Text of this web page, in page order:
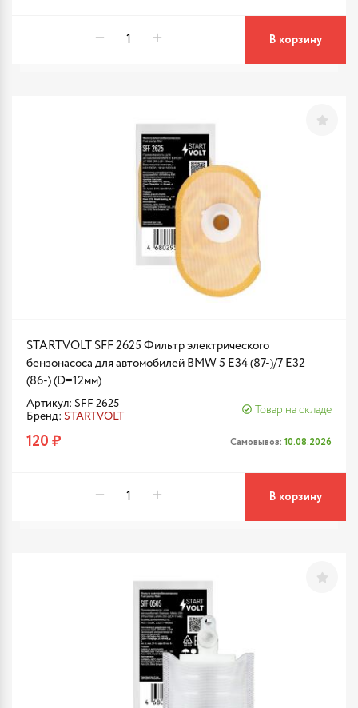
В корзину
STARTVOLT SFF 2625 Фильтр электрического
бензонасоса для автомобилей BMW 5 E34 (87-)/7 E32
(86-) (D=12мм)
Артикул: SFF 2625
Бренд: STARTVOLT
Товар на складе
120 ₽ Самовывоз: 10.08.2026
В корзину